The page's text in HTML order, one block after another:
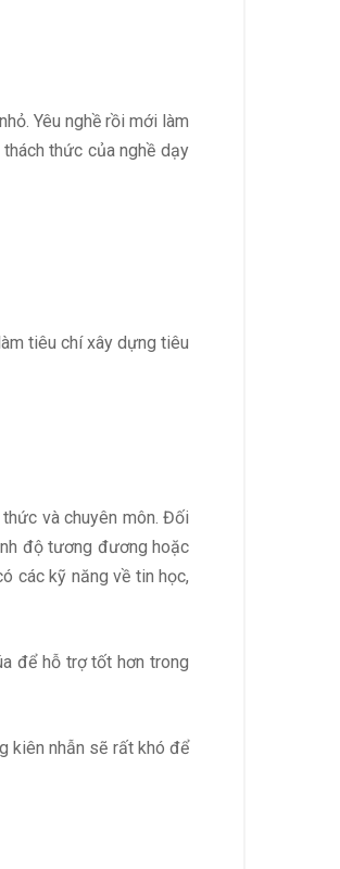
Yêu nghề rồi mới làm
thức của nghề dạy
tiêu chí xây dựng tiêu
và chuyên môn. Đối
độ tương đương hoặc
các kỹ năng về tin học,
để hỗ trợ tốt hơn trong
kiên nhẫn sẽ rất khó để